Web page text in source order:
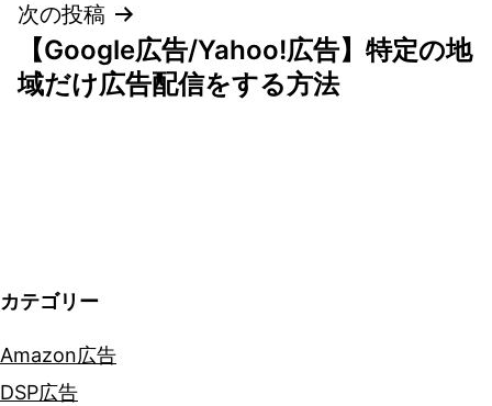
ビ
ゲ
ン
次の投稿
【Google広告/Yahoo!広告】特定の地
域だけ広告配信をする方法
カテゴリー
Amazon広告
DSP広告